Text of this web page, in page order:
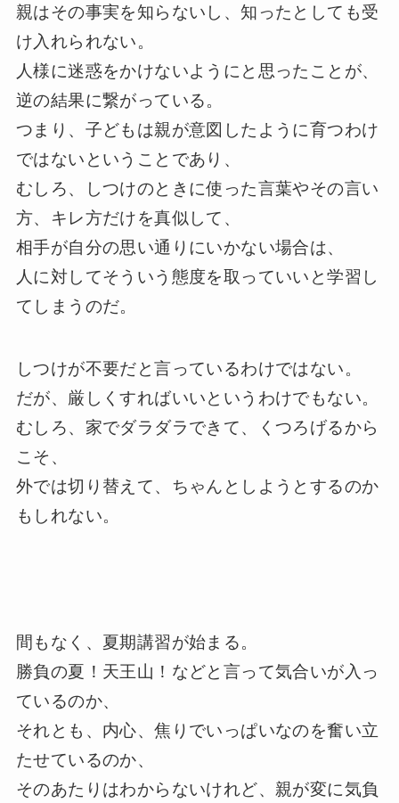
親はその事実を知らないし、知ったとしても受
け入れられない。
人様に迷惑をかけないようにと思ったことが、
逆の結果に繋がっている。
つまり、子どもは親が意図したように育つわけ
ではないということであり、
むしろ、しつけのときに使った言葉やその言い
方、キレ方だけを真似して、
相手が自分の思い通りにいかない場合は、
人に対してそういう態度を取っていいと学習し
てしまうのだ。
しつけが不要だと言っているわけではない。
だが、厳しくすればいいというわけでもない。
むしろ、家でダラダラできて、くつろげるから
こそ、
外では切り替えて、ちゃんとしようとするのか
もしれない。
間もなく、夏期講習が始まる。
勝負の夏！天王山！などと言って気合いが入っ
ているのか、
それとも、内心、焦りでいっぱいなのを奮い立
たせているのか、
そのあたりはわからないけれど、親が変に気負